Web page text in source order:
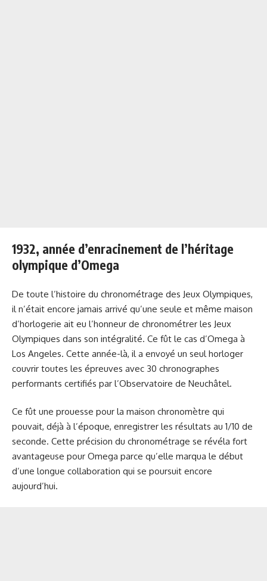
1932, année d’enracinement de l’héritage
olympique d’Omega
De toute l’histoire du chronométrage des Jeux Olympiques,
il n’était encore jamais arrivé qu’une seule et même maison
d’horlogerie ait eu l’honneur de chronométrer les Jeux
Olympiques dans son intégralité. Ce fût le cas d’Omega à
Los Angeles. Cette année-là, il a envoyé un seul horloger
couvrir toutes les épreuves avec 30 chronographes
performants certifiés par l’Observatoire de Neuchâtel.
Ce fût une prouesse pour la maison chronomètre qui
pouvait, déjà à l’époque, enregistrer les résultats au 1/10 de
seconde. Cette précision du chronométrage se révéla fort
avantageuse pour Omega parce qu’elle marqua le début
d’une longue collaboration qui se poursuit encore
aujourd’hui.